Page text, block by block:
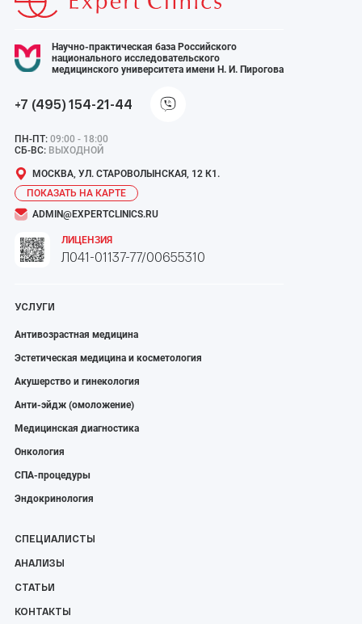
Научно-практическая база Российского
национального исследовательского
медицинского университета имени Н. И. Пирогова
+7 (495) 154-21-44
ПН-ПТ: 09:00 - 18:00
СБ-ВС: ВЫХОДНОЙ
МОСКВА, УЛ. СТАРОВОЛЫНСКАЯ, 12 К1.
ПОКАЗАТЬ НА КАРТЕ
ADMIN@EXPERTCLINICS.RU
ЛИЦЕНЗИЯ
Л041-01137-77/00655310
УСЛУГИ
Антивозрастная медицина
Эстетическая медицина и косметология
Акушерство и гинекология
Анти-эйдж (омоложение)
Медицинская диагностика
Онкология
СПА-процедуры
Эндокринология
СПЕЦИАЛИСТЫ
АНАЛИЗЫ
СТАТЬИ
КОНТАКТЫ